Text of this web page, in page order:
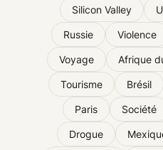
Silicon Valley
Russie Violence
Voyage Afrique
Tourisme Brésil
Paris Société
Drogue